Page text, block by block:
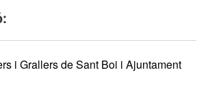
i Grallers de Sant Boi i Ajuntament